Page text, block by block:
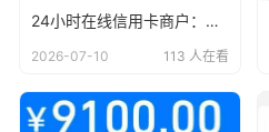
24小时在线信用卡商户：刷卡秒到账，轻松无忧
2026-07-10 113 人在看